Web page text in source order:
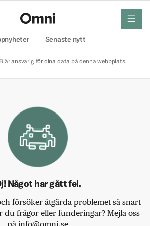
Senaste nytt
meny
är ansvarig för dina data på denna webbplats.
Något har gått fel.
försöker åtgärda problemet så snart
du frågor eller funderingar? Mejla oss